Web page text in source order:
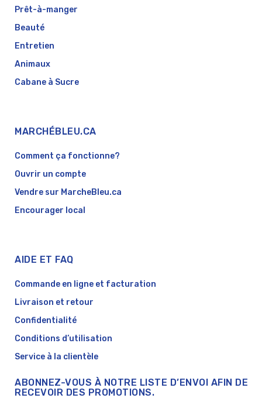
Prêt-à-manger
Beauté
Entretien
Animaux
Cabane à Sucre
MARCHÉBLEU.CA
Comment ça fonctionne?
Ouvrir un compte
Vendre sur MarcheBleu.ca
Encourager local
AIDE ET FAQ
Commande en ligne et facturation
Livraison et retour
Confidentialité
Conditions d’utilisation
Service à la clientèle
ABONNEZ-VOUS À NOTRE LISTE D’ENVOI AFIN DE
RECEVOIR DES PROMOTIONS.